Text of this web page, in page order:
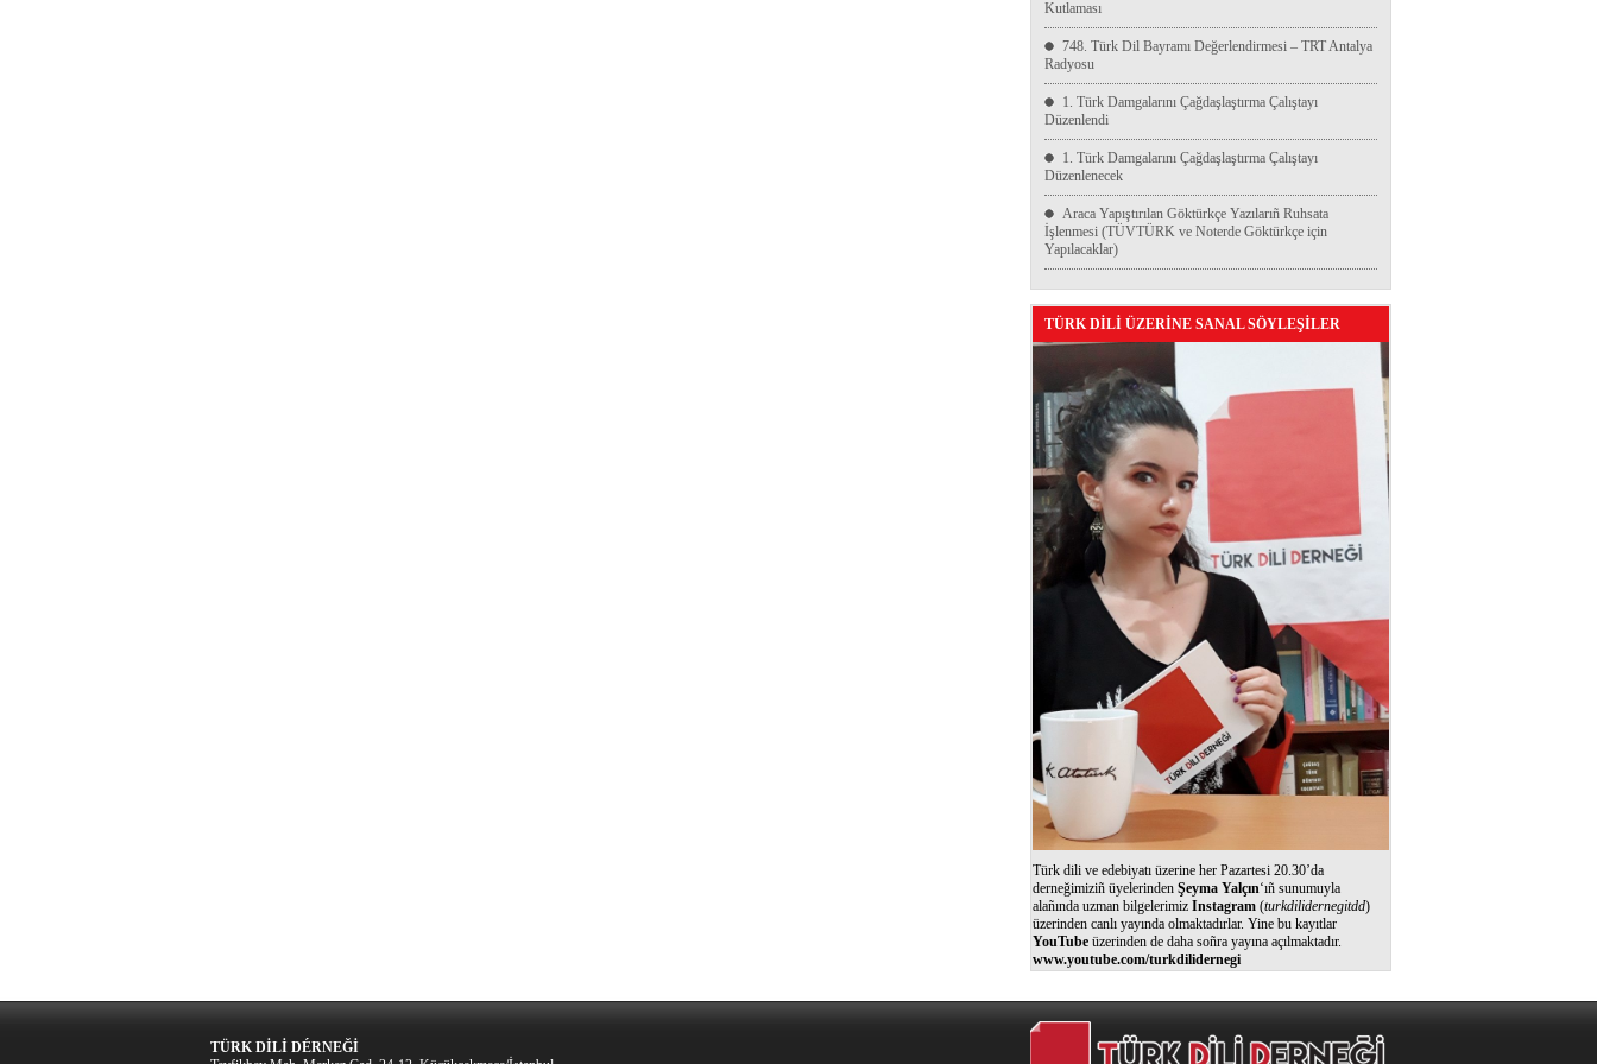
Kutlaması
748. Türk Dil Bayramı Değerlendirmesi – TRT Antalya
Radyosu
1. Türk Damgalarını Çağdaşlaştırma Çalıştayı
Düzenlendi
1. Türk Damgalarını Çağdaşlaştırma Çalıştayı
Düzenlenecek
Araca Yapıştırılan Göktürkçe Yazılarıñ Ruhsata
İşlenmesi (TÜVTÜRK ve Noterde Göktürkçe için
Yapılacaklar)
TÜRK DİLİ ÜZERİNE SANAL SÖYLEŞİLER
Türk dili ve edebiyatı üzerine her Pazartesi 20.30’da
derneğimiziñ üyelerinden Şeyma Yalçın‘ıñ sunumuyla
alañında uzman bilgelerimiz Instagram (turkdilidernegitdd)
üzerinden canlı yayında olmaktadırlar. Yine bu kayıtlar
YouTube üzerinden de daha soñra yayına açılmaktadır.
www.youtube.com/turkdilidernegi
TÜRK DİLİ DÉRNEĞİ